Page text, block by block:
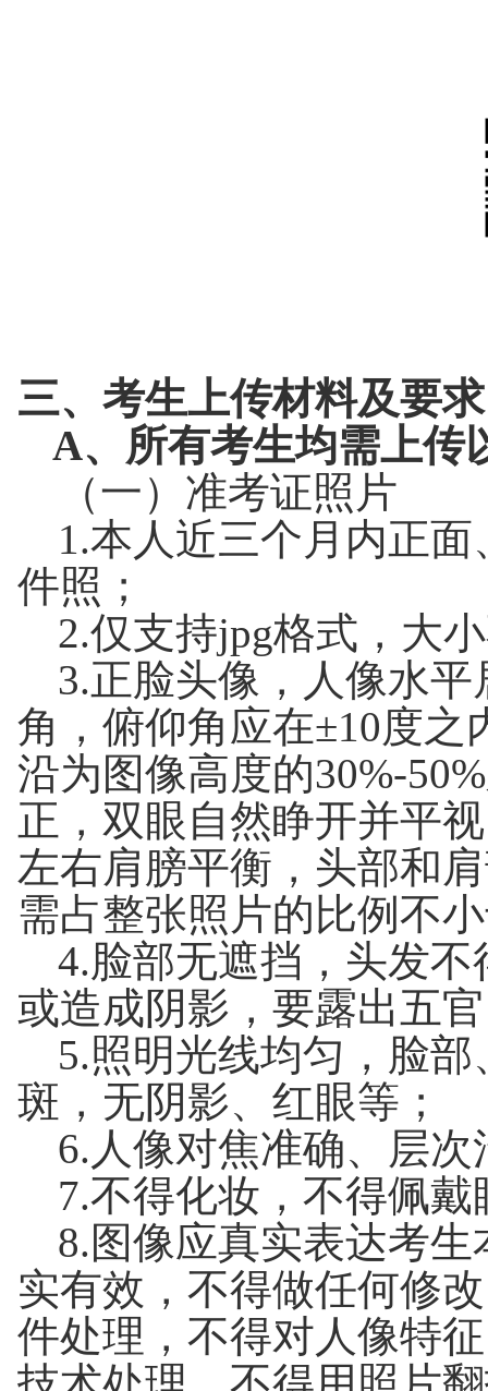
三、 考生上传材料及要求
A、所有考生均需上传
（一）准考证照片
1.本人近三个月内正
件照；
2.仅支持jpg格式，大
3.正脸头像，人像水
角，俯仰角应在±10度
沿为图像高度的30%-
正，双眼自然睁开并平
左右肩膀平衡，头部和
需占整张照片的比例不
4.脸部无遮挡，头发
或造成阴影，要露出五
5.照明光线均匀，脸
斑，无阴影、红眼等；
6.人像对焦准确、层
7.不得化妆，不得佩
8.图像应真实表达考
实有效，不得做任何修
件处理，不得对人像特